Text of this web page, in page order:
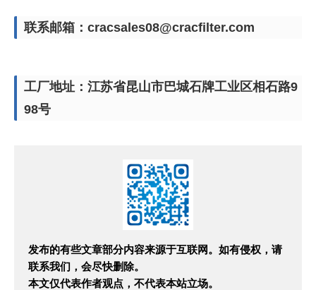
联系邮箱：cracsales08@cracfilter.com
工厂地址：江苏省昆山市巴城石牌工业区相石路9
98号
发布的有些文章部分内容来源于互联网。如有侵权，请
联系我们，会尽快删除。
本文仅代表作者观点，不代表本站立场。